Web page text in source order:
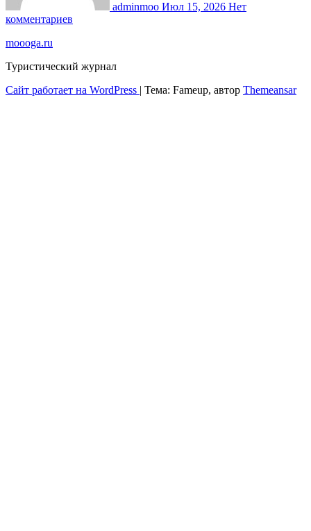
adminmoo Июл 15, 2026 Нет
комментариев
moooga.ru
Туристический журнал
Сайт работает на WordPress | Тема: Fameup, автор Themeansar